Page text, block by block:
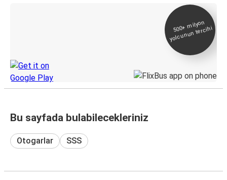
500+
milyon
yolcunun tercihi
Bu sayfada bulabilecekleriniz
Otogarlar SSS